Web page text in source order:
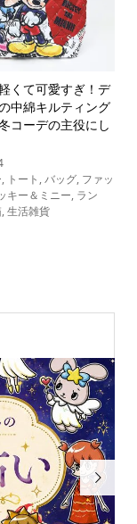
くて可愛すぎ！デ
中綿キルティング
コーデの主役にし
, トート ,バッグ, ファッ
キー＆ミニー, ラン
,生活雑貨
